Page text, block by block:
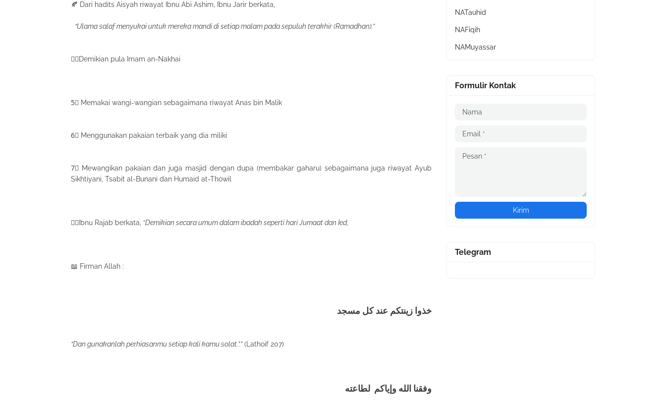
🍂 Dari hadits Aisyah riwayat Ibnu Abi Ashim, Ibnu Jarir berkata,
“Ulama salaf menyukai untuk mereka mandi di setiap malam pada sepuluh terakhir (Ramadhan).”
☝🏼Demikian pula Imam an-Nakhai
5⃣ Memakai wangi-wangian sebagaimana riwayat Anas bin Malik
6⃣ Menggunakan pakaian terbaik yang dia miliki
7⃣ Mewangikan pakaian dan juga masjid dengan dupa (membakar gaharu) sebagaimana juga riwayat Ayub
Sikhtiyani, Tsabit al-Bunani dan Humaid at-Thowil
☝🏼Ibnu Rajab berkata, “Demikian secara umum dalam ibadah seperti hari Jumaat dan Ied,
📖 Firman Allah :
خذوا زينتكم عند كل مسجد
“Dan gunakanlah perhiasanmu setiap kali kamu solat.”.”(Lathoif 207)
وفقنا الله وإياكم لطاعته
NATauhid
NAFiqih
NAMuyassar
Formulir Kontak
Telegram